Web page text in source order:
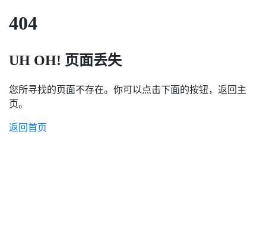
404
UH OH! 页面丢失
您所寻找的页面不存在。你可以点击下面的按钮，返回主
页。
返回首页